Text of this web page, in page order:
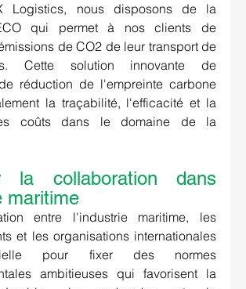
Logistics, nous disposons de la
qui permet à nos clients de
de CO2 de leur transport de
Cette solution innovante de
réduction de l'empreinte carbone
la traçabilité, l'efficacité et la
coûts dans le domaine de la
la collaboration dans
maritime
entre l'industrie maritime, les
et les organisations internationales
pour fixer des normes
ambitieuses qui favorisent la